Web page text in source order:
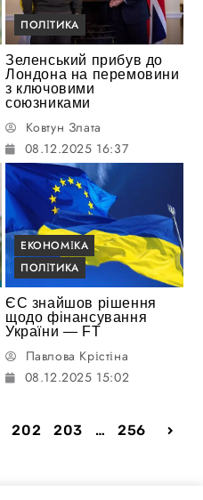
ПОЛІТИКА
Зеленський прибув до
Лондона на перемовини
з ключовими
союзниками
Ковтун Злата
08.12.2025 16:37
ЕКОНОМІКА
ПОЛІТИКА
ЄС знайшов рішення
щодо фінансування
України — FT
Павлова Крістіна
08.12.2025 15:02
202 203 … 256